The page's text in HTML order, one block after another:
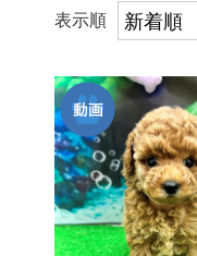
表示順